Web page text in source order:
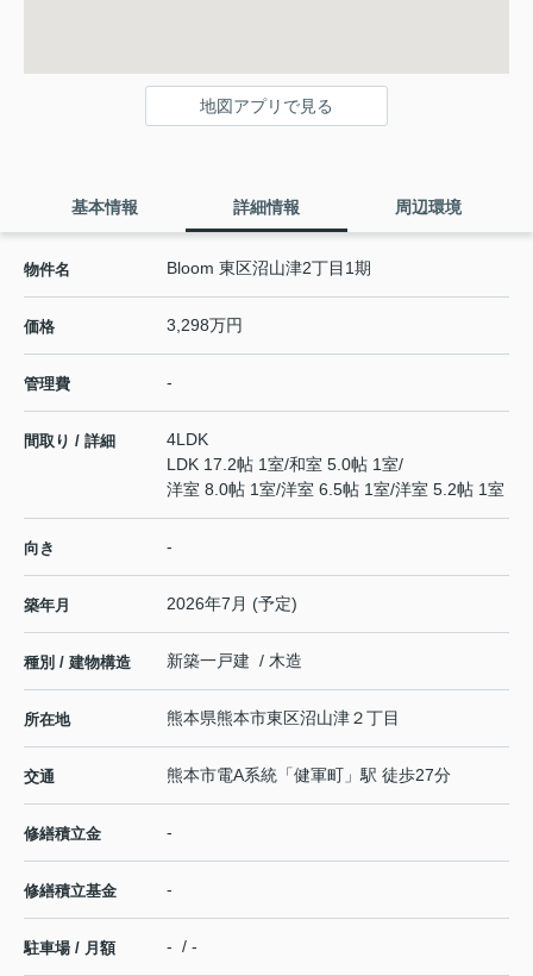
地図アプリで見る
基本情報 詳細情報 周辺環境
物件名 Bloom 東区沼山津2丁目1期
価格 3,298万円
管理費 -
間取り / 詳細
4LDK
LDK 17.2帖 1室/和室 5.0帖 1室/
洋室 8.0帖 1室/洋室 6.5帖 1室/洋室 5.2帖 1室
向き -
築年月 2026年7月 (予定)
種別 / 建物構造 新築一戸建 / 木造
所在地 熊本県熊本市東区沼山津２丁目
交通 熊本市電A系統 「健軍町 」駅 徒歩27分
修繕積立金 -
修繕積立基金 -
駐車場 / 月額 - / -